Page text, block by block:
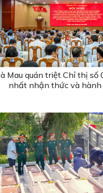
Mau quán triệt Chỉ thị số
nhất nhận thức và hành